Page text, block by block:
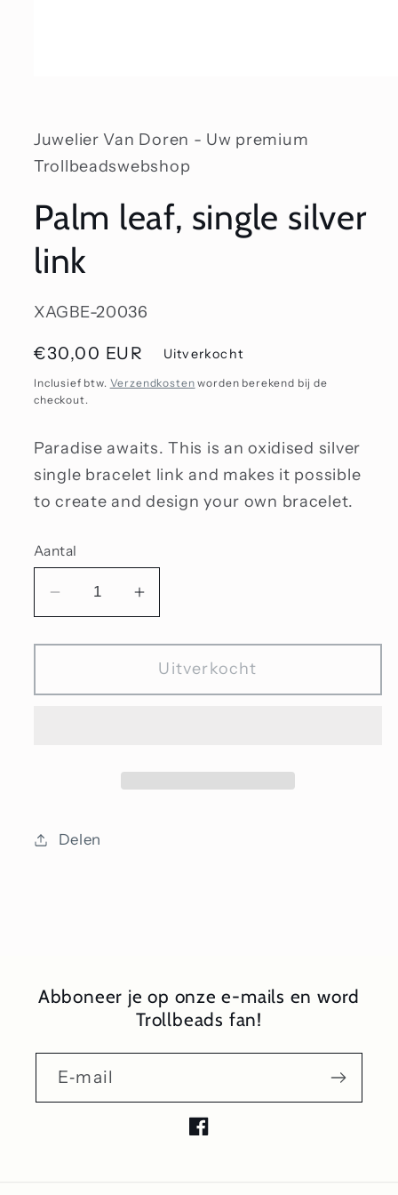
modaal
Juwelier Van Doren - Uw premium
Trollbeadswebshop
Palm leaf, single silver
link
SKU:
XAGBE-20036
Normale
prijs
€30,00 EUR Uitverkocht
Inclusief btw. Verzendkosten worden berekend bij de
checkout.
Paradise awaits. This is an oxidised silver
single bracelet link and makes it possible
to create and design your own bracelet.
Aantal
Aantal
voor
leaf,
Aantal
voor
Palm
leaf,
Uitverkocht
Delen
Abboneer je op onze e-mails en word
Trollbeads fan!
E‑mail
Facebook